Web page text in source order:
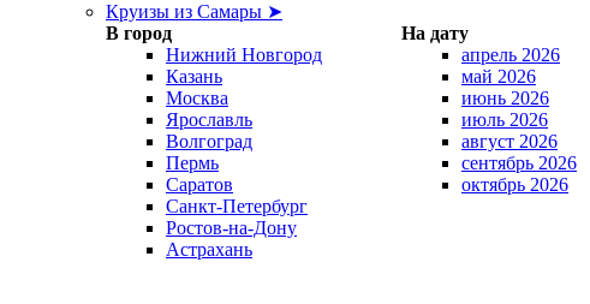
Круизы из Самары ➤
В город
На дату
Нижний Новгород
Казань
Москва
Ярославль
Волгоград
Пермь
Саратов
Санкт-Петербург
Ростов-на-Дону
Астрахань
апрель 2026
май 2026
июнь 2026
июль 2026
август 2026
сентябрь 2026
октябрь 2026